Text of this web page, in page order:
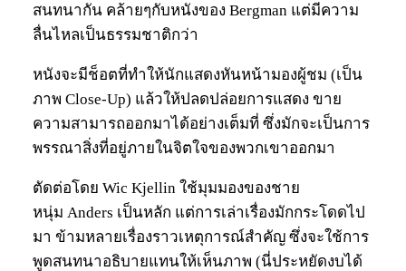
สนทนากัน คล้ายๆกับหนังของ Bergman แต่มีความ
ลื่นไหลเป็นธรรมชาติกว่า
หนังจะมีช็อตที่ทำให้นักแสดงหันหน้ามองผู้ชม (เป็น
ภาพ Close-Up) แล้วให้ปลดปล่อยการแสดง ขาย
ความสามารถออกมาได้อย่างเต็มที่ ซึ่งมักจะเป็นการ
พรรณาสิ่งที่อยู่ภายในจิตใจของพวกเขาออกมา
ตัดต่อโดย Wic Kjellin ใช้มุมมองของชาย
หนุ่ม Anders เป็นหลัก แต่การเล่าเรื่องมักกระโดดไป
มา ข้ามหลายเรื่องราวเหตุการณ์สำคัญ ซึ่งจะใช้การ
พูดสนทนาอธิบายแทนให้เห็นภาพ (นี่ประหยัดงบได้